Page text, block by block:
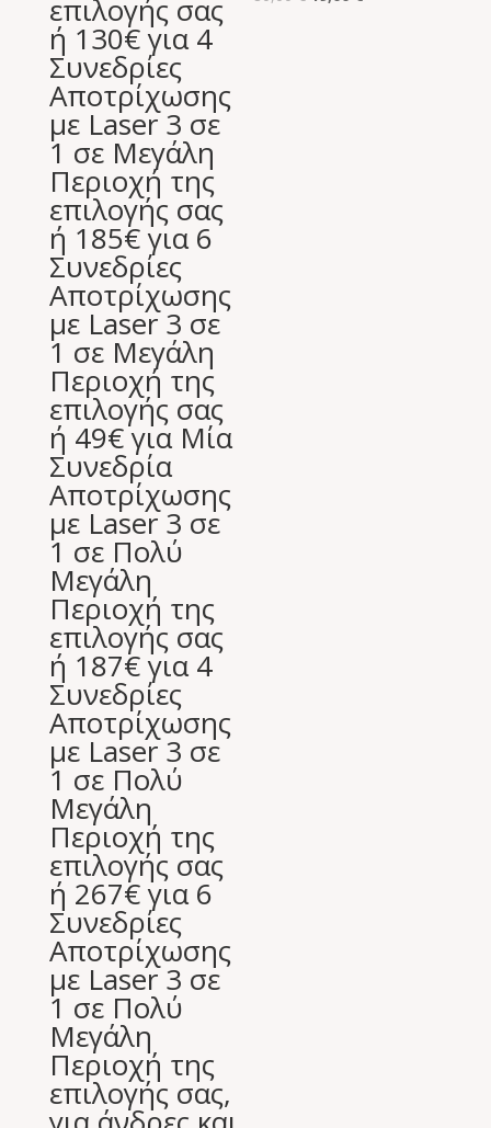
επιλογής σας
ή 130€ για 4
Συνεδρίες
Αποτρίχωσης
με Laser 3 σε
1 σε Μεγάλη
Περιοχή της
επιλογής σας
ή 185€ για 6
Συνεδρίες
Αποτρίχωσης
με Laser 3 σε
1 σε Μεγάλη
Περιοχή της
επιλογής σας
ή 49€ για Μία
Συνεδρία
Αποτρίχωσης
με Laser 3 σε
1 σε Πολύ
Μεγάλη
Περιοχή της
επιλογής σας
ή 187€ για 4
Συνεδρίες
Αποτρίχωσης
με Laser 3 σε
1 σε Πολύ
Μεγάλη
Περιοχή της
επιλογής σας
ή 267€ για 6
Συνεδρίες
Αποτρίχωσης
με Laser 3 σε
1 σε Πολύ
Μεγάλη
Περιοχή της
επιλογής σας,